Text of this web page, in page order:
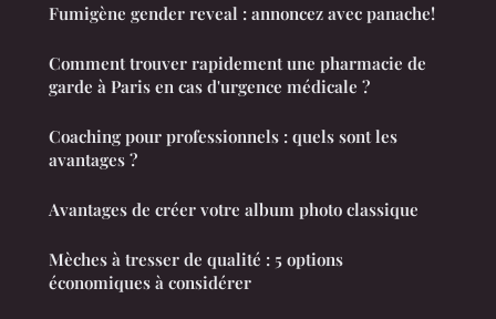
Fumigène gender reveal : annoncez avec panache!
Comment trouver rapidement une pharmacie de
garde à Paris en cas d'urgence médicale ?
Coaching pour professionnels : quels sont les
avantages ?
Avantages de créer votre album photo classique
Mèches à tresser de qualité : 5 options
économiques à considérer